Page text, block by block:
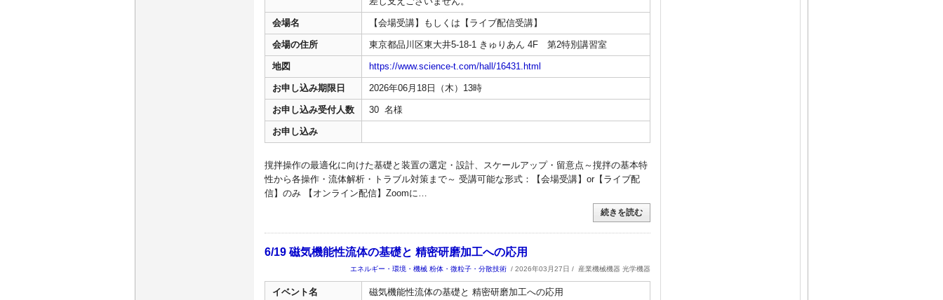
会場名 【会場受講】もしくは【ライブ配信受講】
会場の住所 東京都品川区東大井5-18-1 きゅりあん 4F 第2特別講習室
地図 https://www.science-t.com/hall/16431.html
お申し込み期限日 2026年06月18日（木）13時
お申し込み受付人数 30 名様
お申し込み
撹拌操作の最適化に向けた基礎と装置の選定・設計、スケールアップ・留意点～撹拌の基本特
性から各操作・流体解析・トラブル対策まで～ 受講可能な形式：【会場受講】or【ライブ配
信】のみ 【オンライン配信】Zoomに…
続きを読む
6/19 磁気機能性流体の基礎と 精密研磨加工への応用
エネルギー・環境・機械 粉体・微粒子・分散技術 / 2026年03月27日 / 産業機械機器 光学機器
イベント名 磁気機能性流体の基礎と 精密研磨加工への応用